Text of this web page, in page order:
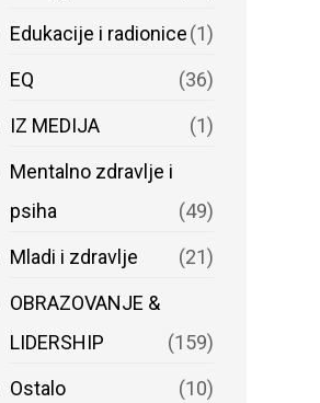
Edukacije i radionice(1)
EQ
(36)
IZ MEDIJA
(1)
Mentalno zdravlje i
psiha
(49)
Mladi i zdravlje
(21)
OBRAZOVANJE &
LIDERSHIP
(159)
Ostalo
(10)